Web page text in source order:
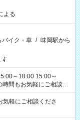
よる
バイク・車 / 味岡駅から
す
軽にご相談くださ